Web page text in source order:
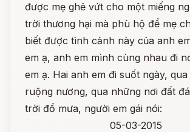
được mẹ ghẻ vứt cho một miếng
trời thương hại mà phù hộ để mẹ
biết được tình cảnh này của anh
em ạ, anh em mình cùng nhau đi
em ạ. Hai anh em đi suốt ngày,
ruộng nương, qua những nơi đất
trời đổ mưa, người em gái nói:
05-03-2015